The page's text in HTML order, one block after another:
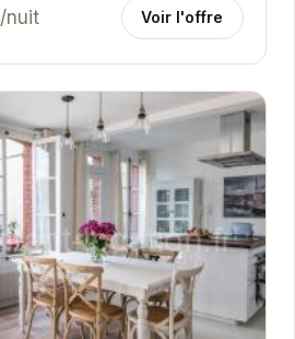
/nuit Voir l'offre